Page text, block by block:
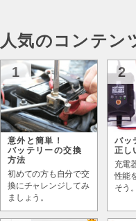
人気のコンテン
1
意外と簡単！
バッテリーの交換
方法
初めての方も自分で交
換にチャレンジしてみ
ましょう。
2
バッ
正し
充電
性能
そう。